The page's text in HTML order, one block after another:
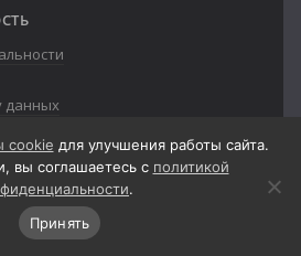
данных
2026Айтишник
cookie для улучшения работы сайта.
вы соглашаетесь с политикой
.
Принять